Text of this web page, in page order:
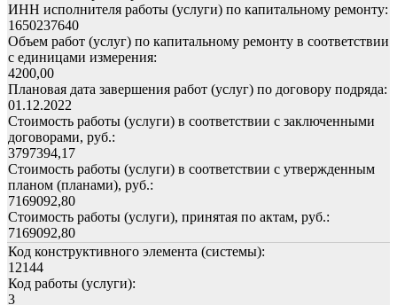
ИНН исполнителя работы (услуги) по капитальному ремонту:
1650237640
Объем работ (услуг) по капитальному ремонту в соответствии
с единицами измерения:
4200,00
Плановая дата завершения работ (услуг) по договору подряда:
01.12.2022
Стоимость работы (услуги) в соответствии с заключенными
договорами, руб.:
3797394,17
Стоимость работы (услуги) в соответствии с утвержденным
планом (планами), руб.:
7169092,80
Стоимость работы (услуги), принятая по актам, руб.:
7169092,80
Код конструктивного элемента (системы):
12144
Код работы (услуги):
3